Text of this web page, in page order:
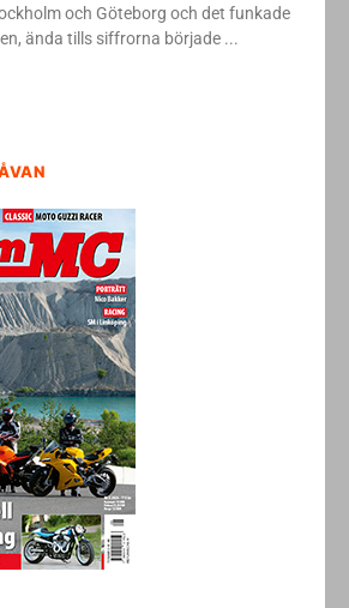
och Göteborg och det funkade
ända tills siffrorna började